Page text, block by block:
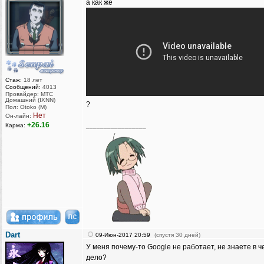
Стаж: 18 лет
Сообщений: 4013
Провайдер: МТС
Домашний (IXNN)
Пол: Otoko (M)
Он-лайн: Нет
Карма: +26.16
а как же
?
Dart 09-Июн-2017 20:59 (спустя 30 дней)
У меня почему-то Google не работает, не знаете в
дело?